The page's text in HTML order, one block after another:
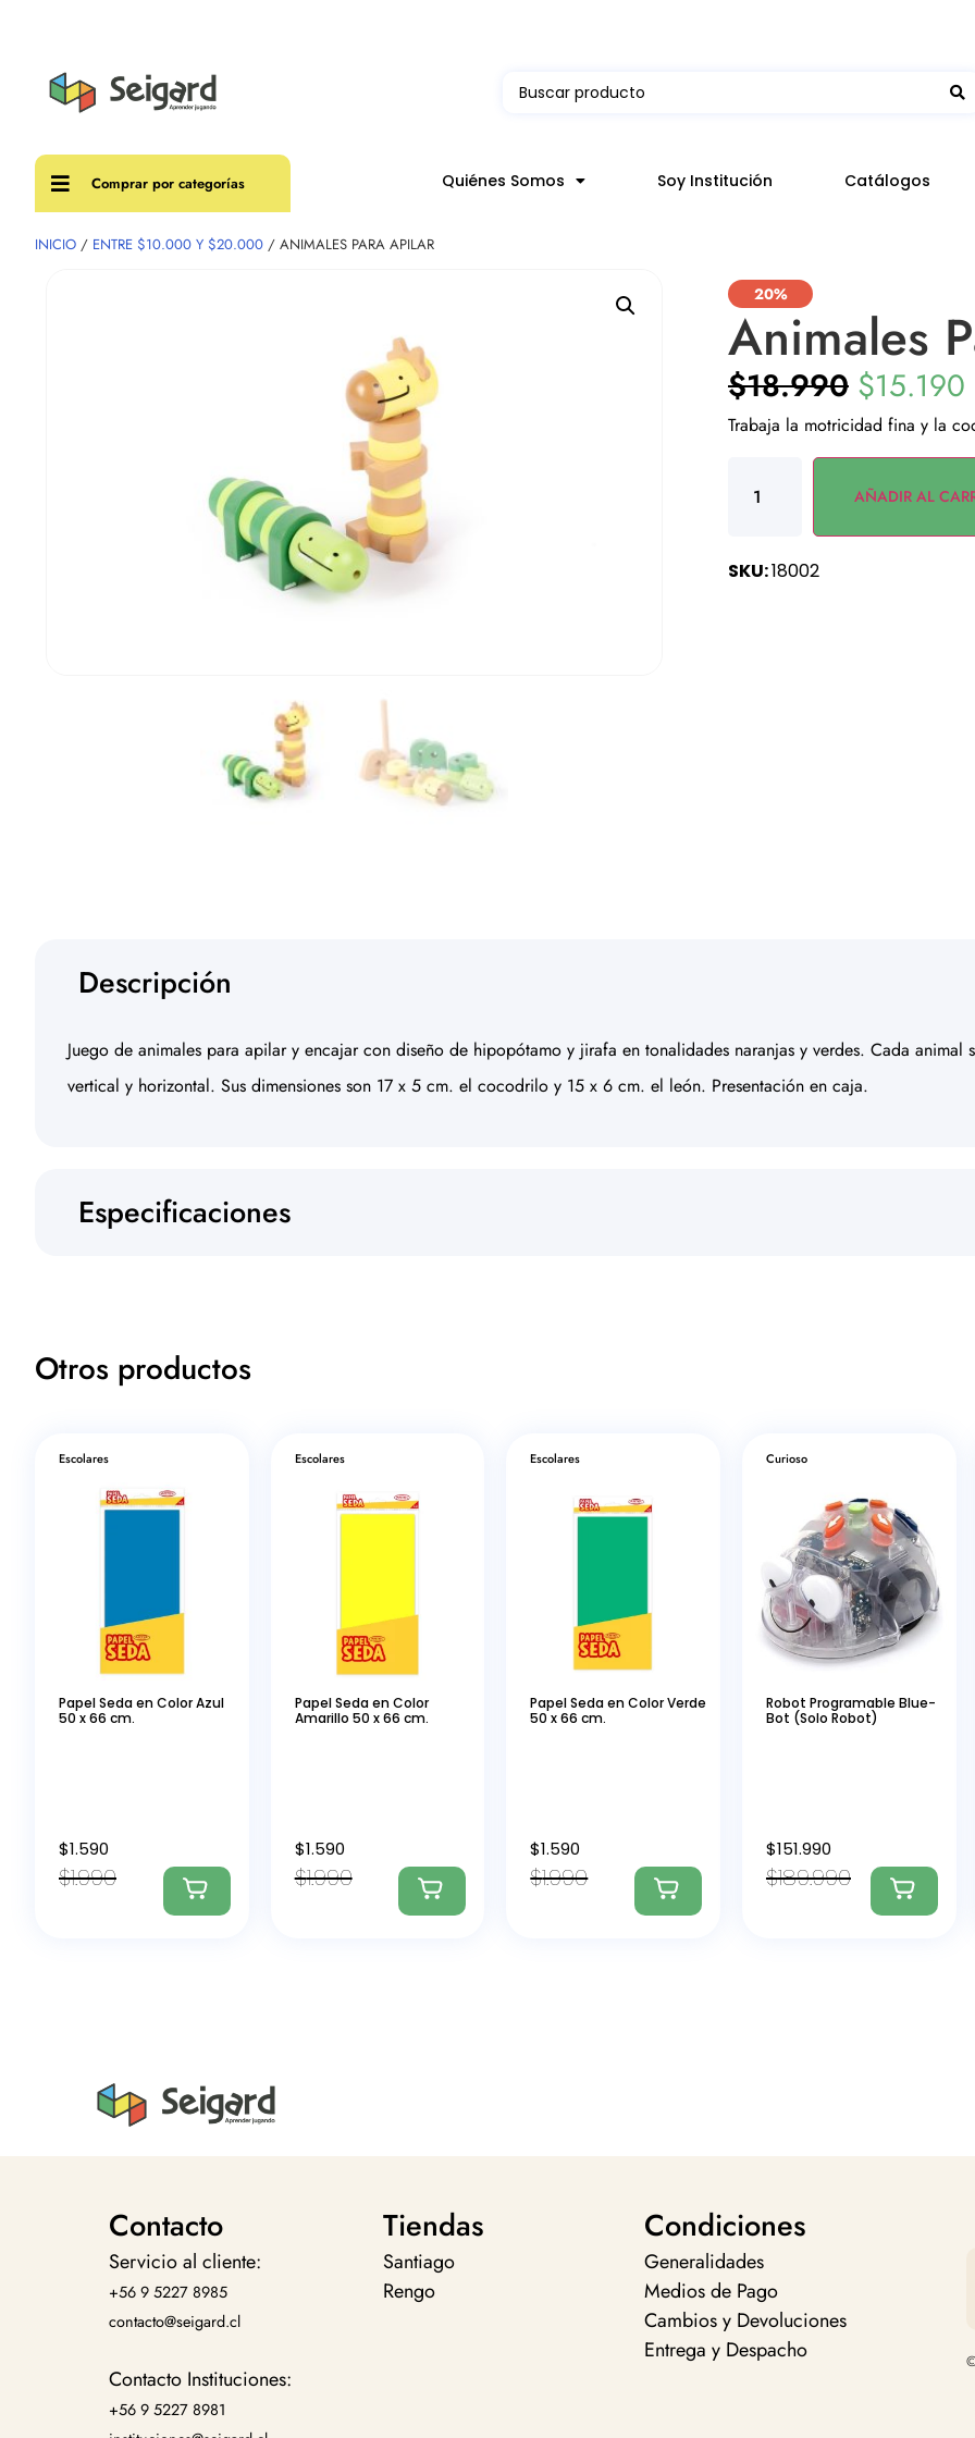
Comprar por categorías Quiénes Somos Soy Institución Catálogos
INICIO / ENTRE $10.000 Y $20.000 / ANIMALES PARA APILAR
20%
Animales
$18.990 $15.190
Trabaja la motricidad fina y la
AÑADIR AL
SKU:18002
Descripción
Juego de animales para apilar y encajar con diseño de hipopótamo y jirafa en tonalidades naranjas y verdes. Cada animal
vertical y horizontal. Sus dimensiones son 17 x 5 cm. el cocodrilo y 15 x 6 cm. el león. Presentación en caja.
Especificaciones
Otros productos
Escolares
Papel Seda en Color Azul
50 x 66 cm.
$1.990
$1.590
Escolares
Papel Seda en Color
Amarillo 50 x 66 cm.
$1.990
$1.590
Escolares
Papel Seda en Color Verde
50 x 66 cm.
$1.990
$1.590
Curioso
Robot Programable Blue-
Bot (Solo Robot)
$189.990
$151.990
Contacto
Servicio al cliente:
+56 9 5227 8985
contacto@seigard.cl
Contacto Instituciones:
+56 9 5227 8981
Tiendas
Santiago
Rengo
Condiciones
Generalidades
Medios de Pago
Cambios y Devoluciones
Entrega y Despacho